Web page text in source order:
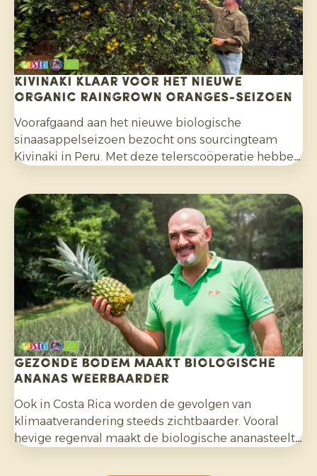
Kivinaki klaar voor het nieuwe
Organic Raingrown Oranges-seizoen
Voorafgaand aan het nieuwe biologische
sinaasappelseizoen bezocht ons sourcingteam
Kivinaki in Peru. Met deze telerscoöperatie hebben
exportprogramma opgebouwd. Tijdens het bezoek
bereidden we samen de komende maanden voor.
Gezonde bodem maakt biologische
ananas weerbaarder
Ook in Costa Rica worden de gevolgen van
klimaatverandering steeds zichtbaarder. Vooral
hevige regenval maakt de biologische ananasteelt